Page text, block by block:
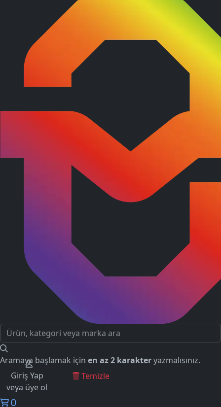
Aramaya başlamak için en az 2 karakteryazmalısınız.
GEÇMİŞ ARAMALAR
Temizle
Giriş Yap
veya üye ol
0